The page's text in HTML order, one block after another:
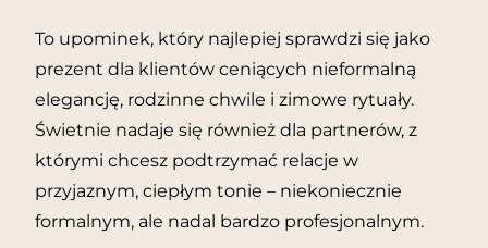
To upominek, który najlepiej sprawdzi się jako
prezent dla klientów ceniących nieformalną
elegancję, rodzinne chwile i zimowe rytuały.
Świetnie nadaje się również dla partnerów, z
którymi chcesz podtrzymać relacje w
przyjaznym, ciepłym tonie – niekoniecznie
formalnym, ale nadal bardzo profesjonalnym.